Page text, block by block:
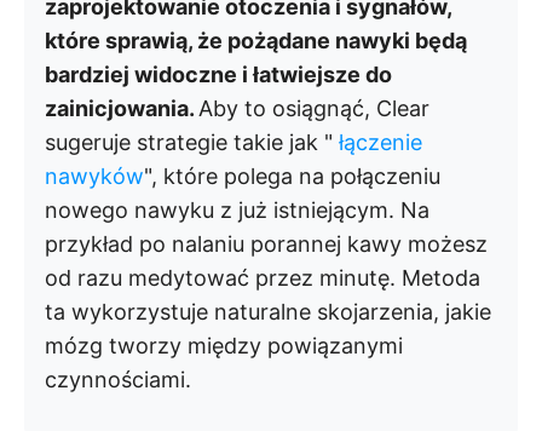
zaprojektowanie otoczenia i sygnałów,
które sprawią, że pożądane nawyki będą
bardziej widoczne i łatwiejsze do
zainicjowania. Aby to osiągnąć, Clear
sugeruje strategie takie jak " łączenie
nawyków", które polega na połączeniu
nowego nawyku z już istniejącym. Na
przykład po nalaniu porannej kawy możesz
od razu medytować przez minutę. Metoda
ta wykorzystuje naturalne skojarzenia, jakie
mózg tworzy między powiązanymi
czynnościami.